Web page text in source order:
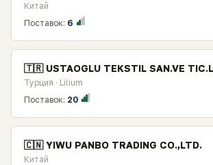
Китай
Поставок: 6
🇹🇷 USTAOGLU TEKSTIL SAN.VE
Турция · Lilium
Поставок: 20
🇨🇳 YIWU PANBO TRADING CO.,LTD.
Китай